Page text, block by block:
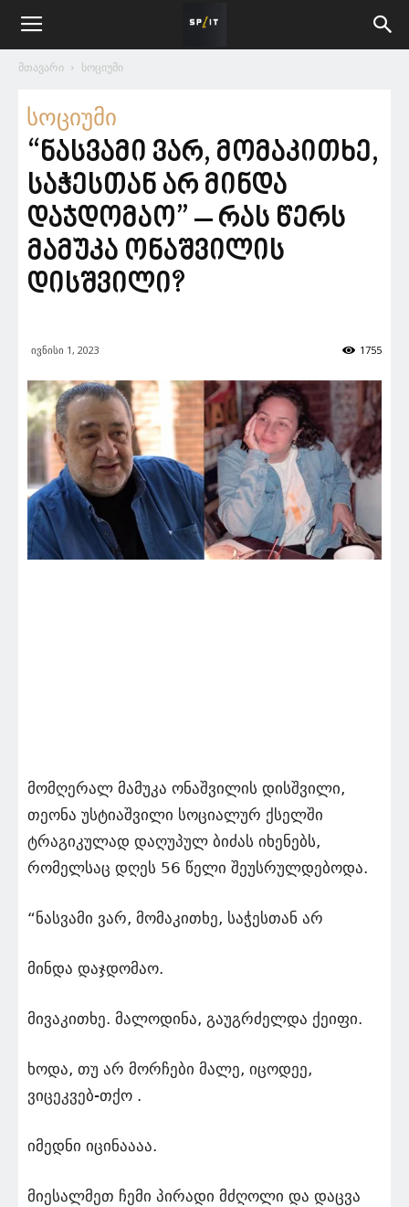
მთავარი სოციუმი
სოციუმი
“ნასვამი ვარ, მომაკითხე,
საჭესთან არ მინდა
დაჯდომაო” – რას წერს
მამუკა ონაშვილის
დისშვილი?
ივნისი 1, 2023 1755
მომღერალ მამუკა ონაშვილის დისშვილი,
თეონა უსტიაშვილი სოციალურ ქსელში
ტრაგიკულად დაღუპულ ბიძას იხენებს,
რომელსაც დღეს 56 წელი შეუსრულდებოდა.
“ნასვამი ვარ, მომაკითხე, საჭესთან არ
მინდა დაჯდომაო.
მივაკითხე. მალოდინა, გაუგრძელდა ქეიფი.
ხოდა, თუ არ მორჩები მალე, იცოდეე,
ვიცეკვებ-თქო .
იმედნი იცინაააა.
მიესალმეთ ჩემი პირადი მძღოლი და დაცვა